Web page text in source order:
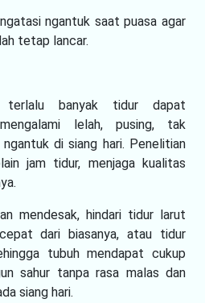
ngantuk saat puasa agar
tetap lancar.
banyak tidur dapat
lelah, pusing, tak
di siang hari. Penelitian
jam tidur, menjaga kualitas
mendesak, hindari tidur larut
dari biasanya, atau tidur
tubuh mendapat cukup
sahur tanpa rasa malas dan
siang hari.